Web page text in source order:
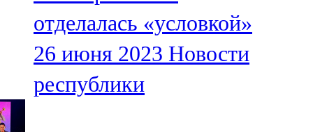
Мөслим
100,0 FM
Нурлат
отделалась «условкой»
26 июня 2023 Новости
республики